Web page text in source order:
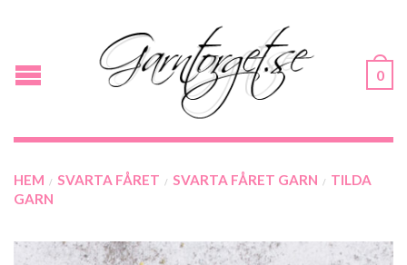
0
HEM / SVARTA FÅRET / SVARTA FÅRET GARN /
TILDA
GARN